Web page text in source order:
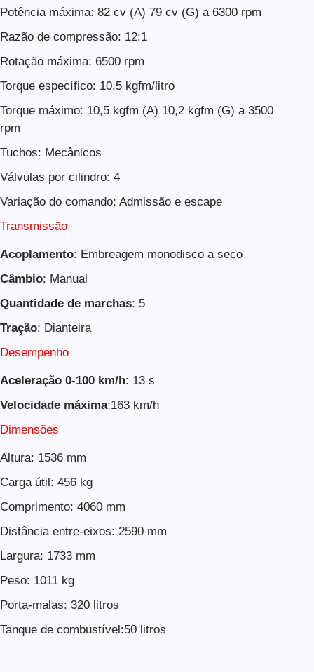
Potência máxima: 82 cv (A) 79 cv (G) a 6300 rpm
Razão de compressão: 12:1
Rotação máxima: 6500 rpm
Torque específico: 10,5 kgfm/litro
Torque máximo: 10,5 kgfm (A) 10,2 kgfm (G) a 3500
rpm
Tuchos: Mecânicos
Válvulas por cilindro: 4
Variação do comando: Admissão e escape
Transmissão
Acoplamento: Embreagem monodisco a seco
Câmbio: Manual
Quantidade de marchas: 5
Tração: Dianteira
Desempenho
Aceleração 0-100 km/h: 13 s
Velocidade máxima:163 km/h
Dimensões
Altura: 1536 mm
Carga útil: 456 kg
Comprimento: 4060 mm
Distância entre-eixos: 2590 mm
Largura: 1733 mm
Peso: 1011 kg
Porta-malas: 320 litros
Tanque de combustível:50 litros